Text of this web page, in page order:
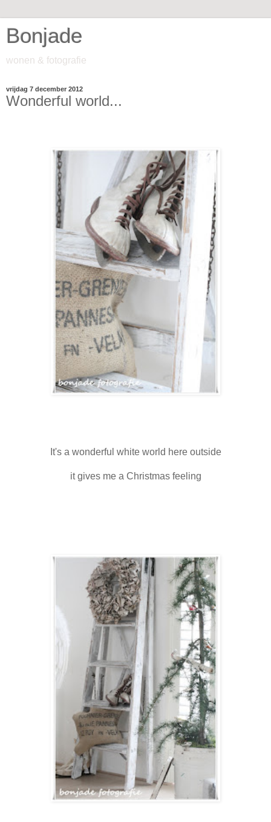
Bonjade
wonen & fotografie
vrijdag 7 december 2012
Wonderful world...
It's a wonderful white world here outside
it gives me a Christmas feeling